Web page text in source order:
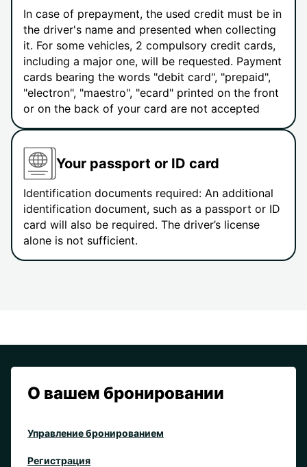
In case of prepayment, the used credit must be in
the driver's name and presented when collecting
it. For some vehicles, 2 compulsory credit cards,
including a major one, will be requested. Payment
cards bearing the words "debit card", "prepaid",
"electron", "maestro", "ecard" printed on the front
or on the back of your card are not accepted
Your passport or ID card
Identification documents required: An additional
identification document, such as a passport or ID
card will also be required. The driver’s license
alone is not sufficient.
О вашем бронировании
Управление бронированием
Регистрация